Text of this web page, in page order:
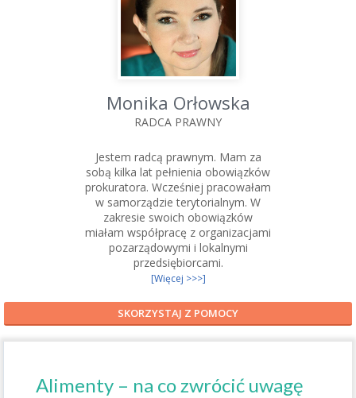
Monika Orłowska
RADCA PRAWNY
Jestem radcą prawnym. Mam za
sobą kilka lat pełnienia obowiązków
prokuratora. Wcześniej pracowałam
w samorządzie terytorialnym. W
zakresie swoich obowiązków
miałam współpracę z organizacjami
pozarządowymi i lokalnymi
przedsiębiorcami.
[Więcej >>>]
SKORZYSTAJ Z POMOCY
Alimenty – na co zwrócić uwagę